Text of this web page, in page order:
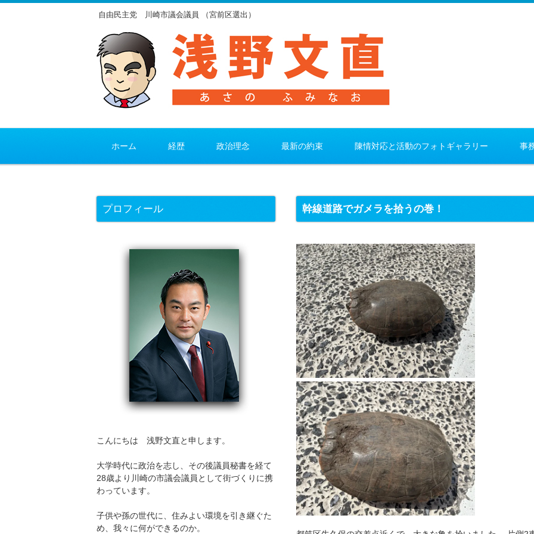
自由民主党 川崎市議会議員 （宮前区選出）
ホーム 経歴 政治理念 最新の約束 陳情対応と活動のフォトギャラリー 事
幹線道路でガメラを拾うの巻！
プロフィール
こんにちは 浅野文直と申します。
大学時代に政治を志し、その後議員秘書を経て
28歳より川崎の市議会議員として街づくりに携
わっています。
子供や孫の世代に、住みよい環境を引き継ぐた
め、我々に何ができるのか。